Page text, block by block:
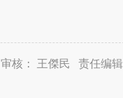
审核： 王傑民 责任编